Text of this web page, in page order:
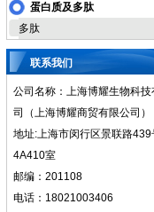
蛋白质及多肽
多肽
联系我们
公司名称：上海博耀生物科技
司（上海博耀商贸有限公司）
地址:上海市闵行区景联路439
4A410室
邮编：201108
电话：18021003406